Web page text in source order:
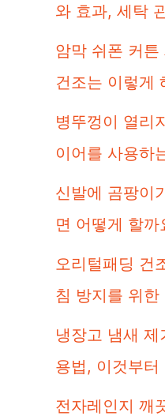
와 효과, 세탁
암막 쉬폰 커
건조는 이렇게
병뚜껑이 열리
이어를 사용하
신발에 곰팡이
면 어떻게 할까
오리털패딩 건
침 방지를 위한
냉장고 냄새
용법, 이것부터
전자레인지 깨